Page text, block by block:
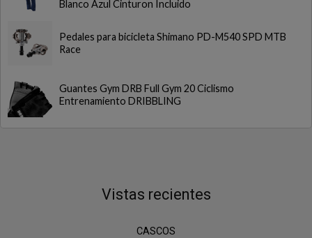
Blanco Azul Cinturon Incluido
Pedales para bicicleta Shimano PD-M540 SPD MTB
Race
Guantes Gym DRB Full Gym 20 Ciclismo
Entrenamiento DRIBBLING
Vistas recientes
CASCOS